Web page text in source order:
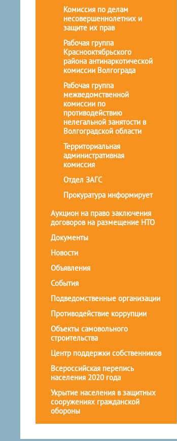
Комиссия по делам
несовершеннолетних и
защите их прав
Рабочая группа
Краснооктябрьского
района антинаркотической
комиссии Волгограда
Рабочая группа
межведомственной
комиссии по
противодействию
нелегальной занятости в
Волгоградской области
Территориальная
административная
комиссия
Отдел ЗАГС
Прокуратура информирует
Аукцион на право заключения
договоров на размещение НТО
Документы
Новости
Объявления
События
Подведомственные организации
Противодействие коррупции
Объекты самовольного
строительства
Центр поддержки собственников
Всероссийская перепись
населения 2020 года
Укрытие населения в защитных
сооружениях гражданской
обороны